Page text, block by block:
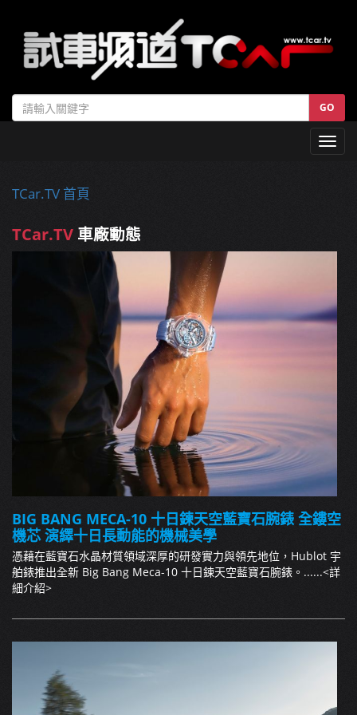
GO
TCar.TV 首頁
TCar.TV 車廠動態
BIG BANG MECA-10 十日鍊天空藍寶石腕錶 全鏤空
機芯 演繹十日長動能的機械美學
憑藉在藍寶石水晶材質領域深厚的研發實力與領先地位，Hublot 宇
舶錶推出全新 Big Bang Meca-10 十日鍊天空藍寶石腕錶。......<詳
細介紹>